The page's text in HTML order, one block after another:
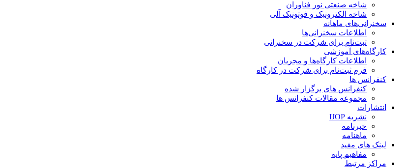
شاخه صنعتی نور فناوران
شاخه‌ الکترونیک و فوتونیک آلی
سخنرانی‌های ماهانه
اطلاعات سخنرانی‌‌ها
ثبت‌نام برای شرکت در سخنرانی
کارگاه‌های آموزشی
اطلاعات کارگاه‌ها و مجریان
فرم ثبت‌نام برای شرکت در کارگاه
کنفرانس ها
کنفرانس های برگزار شده
مجموعه مقالات کنفرانس ها
انتشارات
نشریه IJOP
خبرنامه
ماهنامه
لینک های مفید
مفاهیم پایه
مراکز مرتبط